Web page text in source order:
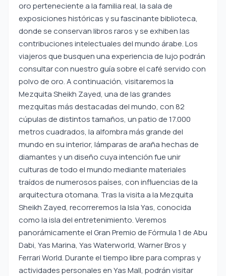
oro perteneciente a la familia real, la sala de
exposiciones históricas y su fascinante biblioteca,
donde se conservan libros raros y se exhiben las
contribuciones intelectuales del mundo árabe. Los
viajeros que busquen una experiencia de lujo podrán
consultar con nuestro guía sobre el café servido con
polvo de oro. A continuación, visitaremos la
Mezquita Sheikh Zayed, una de las grandes
mezquitas más destacadas del mundo, con 82
cúpulas de distintos tamaños, un patio de 17.000
metros cuadrados, la alfombra más grande del
mundo en su interior, lámparas de araña hechas de
diamantes y un diseño cuya intención fue unir
culturas de todo el mundo mediante materiales
traídos de numerosos países, con influencias de la
arquitectura otomana. Tras la visita a la Mezquita
Sheikh Zayed, recorreremos la Isla Yas, conocida
como la isla del entretenimiento. Veremos
panorámicamente el Gran Premio de Fórmula 1 de Abu
Dabi, Yas Marina, Yas Waterworld, Warner Bros y
Ferrari World. Durante el tiempo libre para compras y
actividades personales en Yas Mall, podrán visitar